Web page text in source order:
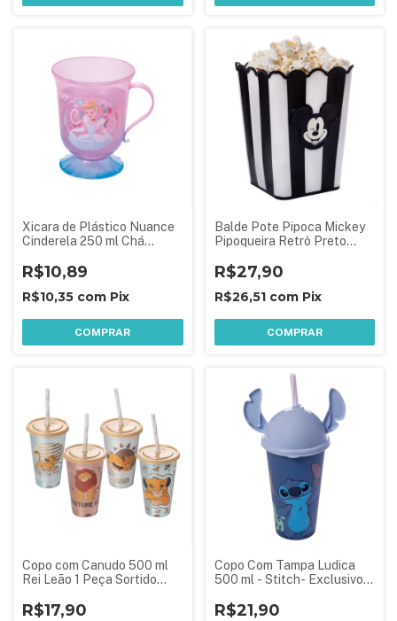
Xicara de Plástico Nuance
Cinderela 250 ml Chá
R$10,89
R$10,35 com Pix
COMPRAR
Balde Pote Pipoca Mickey
Pipoqueira Retrô Preto
R$27,90
R$26,51 com Pix
COMPRAR
Copo com Canudo 500 ml
Rei Leão 1 Peça Sortido
R$17,90
Copo Com Tampa Ludica
500 ml - Stitch- Exclusivo
R$21,90